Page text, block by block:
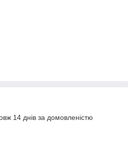
14 днів за домовленістю